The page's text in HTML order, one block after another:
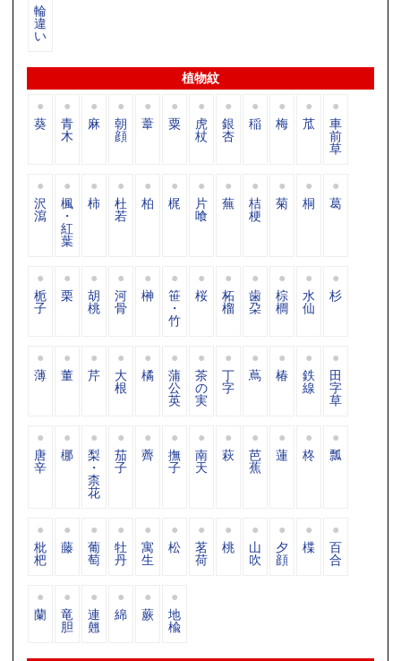
輪
違
い
植物紋
葵 青
木
麻 朝
顔
葦 粟 虎
杖
銀
杏
稲 梅 苽 車
前
草
沢
瀉
楓
・
紅
葉
柿 杜
若
柏 梶 片
喰
蕪 桔
梗
菊 桐 葛
栀
子
栗 胡
桃
河
骨
榊 笹
・
竹
桜 柘
榴
歯
朶
棕
櫚
水
仙
杉
薄 董 芹 大
根
橘 蒲
公
英
茶
の
実
丁
字
蔦 椿 鉄
線
田
字
草
唐
辛
梛 梨
・
柰
花
茄
子
薺 撫
子
南
天
萩 芭
蕉
蓮 柊 瓢
枇
杷
藤 葡
萄
牡
丹
寓
生
松 茗
荷
桃 山
吹
夕
顔
楪 百
合
蘭 竜
胆
連
翹
綿 蕨 地
楡